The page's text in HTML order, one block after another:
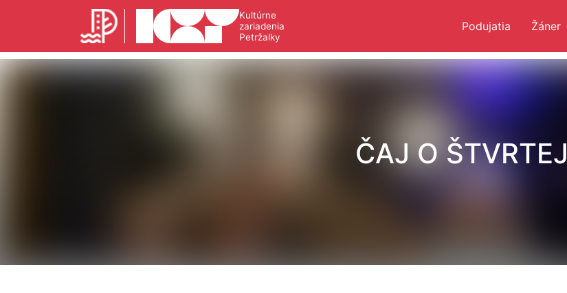
Kultúrne
zariadenia
Petržalky
Podujatia Žáner
ČAJ O ŠTVRTEJ